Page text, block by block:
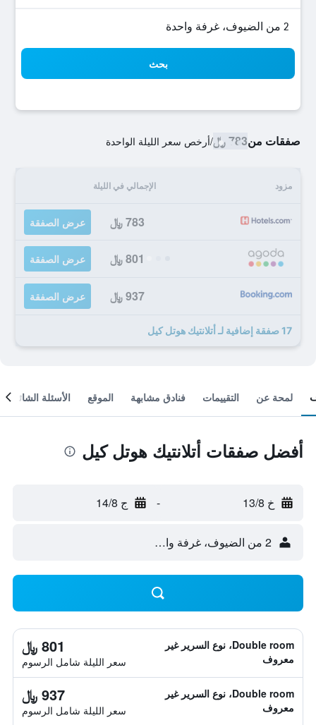
2 من الضيوف، غرفة واحدة
بحث
صفقات من783 ﷼ /أرخص سعر الليلة الواحدة
مزود الإجمالي في الليلة
783 ﷼ عرض الصفقة
801 ﷼ عرض الصفقة
937 ﷼ عرض الصفقة
17 صفقة إضافية لـ أتلانتيك هوتل كيل
لمحة عن التقييمات فنادق مشابهة الموقع الأسئلة الشائعة
أفضل صفقات أتلانتيك هوتل كيل
خ 13/8 - ج 14/8
2 من الضيوف، غرفة واحدة
Double room، نوع السرير غير
معروف
801 ﷼
سعر الليلة شامل الرسوم
Double room، نوع السرير غير
معروف
937 ﷼
سعر الليلة شامل الرسوم